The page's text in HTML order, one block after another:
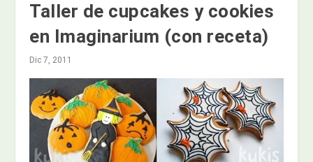
Taller de cupcakes y cookies
en Imaginarium (con receta)
Dic 7, 2011